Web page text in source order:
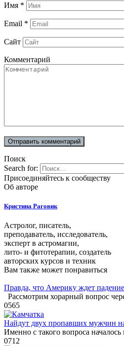
Имя *
Email *
Сайт
Комментарий
Поиск
Search for:
Присоединяйтесь к сообществу
Об авторе
Кристина Раговик
Астролог, писатель,
преподаватель, исследователь,
эксперт в астромагии,
лито- и фитотерапии, создатель
авторских курсов и техник
Вам также может понравиться
Правда, что Америку ждет
Рассмотрим хорарный вопрос
0565
Найдут двух пропавших мужчин
Именно с такого вопроса началось
0712